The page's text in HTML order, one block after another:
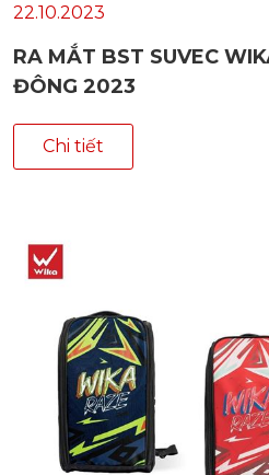
22.10.2023
RA MẮT BST SUVEC
ĐÔNG 2023
Chi tiết